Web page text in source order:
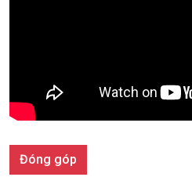
Đóng góp